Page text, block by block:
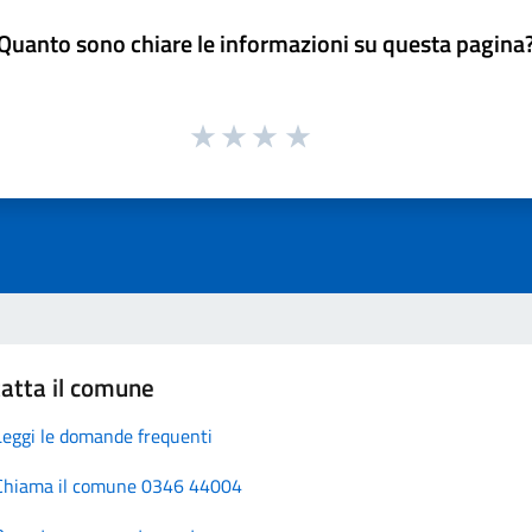
sono chiare le informazioni su questa
il comune
le domande frequenti
il comune 0346 44004